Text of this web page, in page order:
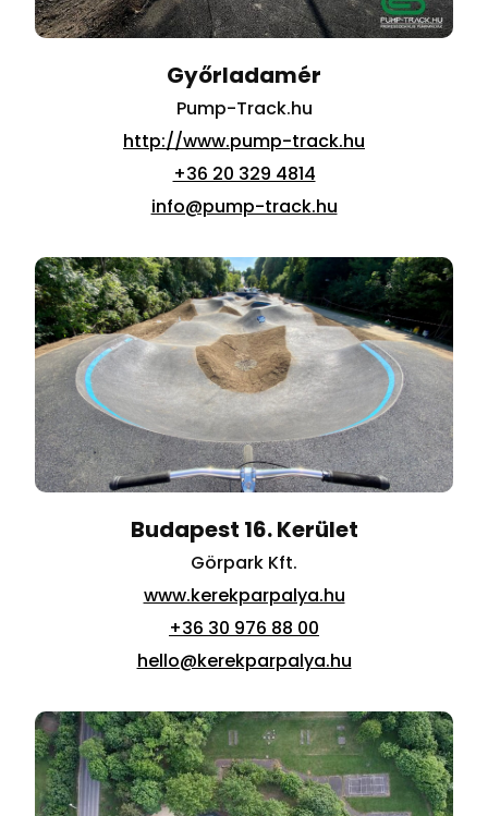
Győrladamér
Pump-Track.hu
http://www.pump-track.hu
+36 20 329 4814
info@pump-track.hu
Budapest 16. Kerület
Görpark Kft.
www.kerekparpalya.hu
+36 30 976 88 00
hello@kerekparpalya.hu